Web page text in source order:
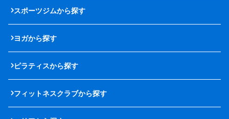
スポーツジムから探す
ヨガから探す
ピラティスから探す
フィットネスクラブから探す